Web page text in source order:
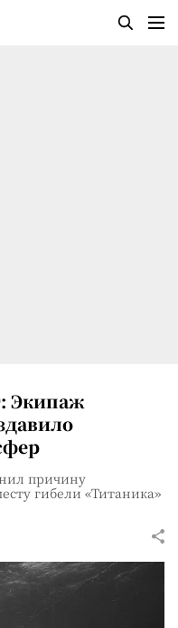
Экипаж
причину
гибели «Титаника»